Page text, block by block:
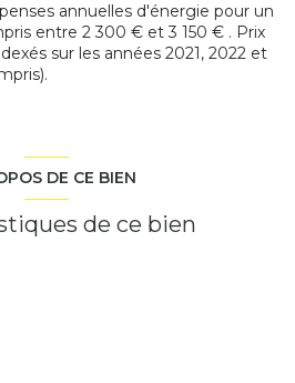
annuelles d'énergie pour un
entre 2 300 € et 3 150 € . Prix
sur les années 2021, 2022 et
DE CE BIEN
de ce bien